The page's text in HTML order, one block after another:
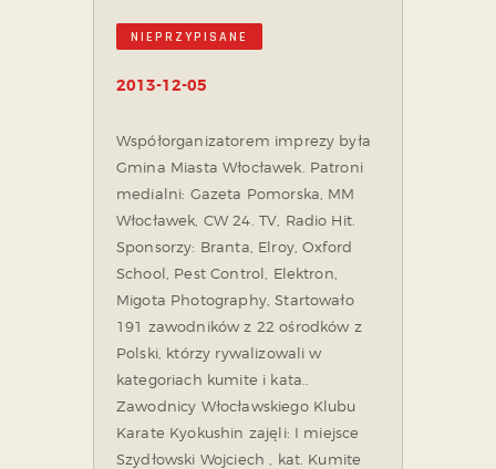
NIEPRZYPISANE
2013-12-05
Współorganizatorem imprezy była
Gmina Miasta Włocławek. Patroni
medialni: Gazeta Pomorska, MM
Włocławek, CW 24. TV, Radio Hit.
Sponsorzy: Branta, Elroy, Oxford
School, Pest Control, Elektron,
Migota Photography, Startowało
191 zawodników z 22 ośrodków z
Polski, którzy rywalizowali w
kategoriach kumite i kata..
Zawodnicy Włocławskiego Klubu
Karate Kyokushin zajęli: I miejsce
Szydłowski Wojciech , kat. Kumite